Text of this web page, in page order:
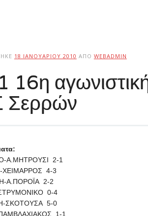
18 ΙΑΝΟΥΑΡΊΟΥ 2010 ΑΠΌ WEBADMIN
16η
Σερρών
Α.ΜΗΤΡΟΥΣΙ 2-1
4-3
Α.ΠΟΡΟΪΑ 2-2
0-4
ΣΚΟΤΟΥΣΑ 5-0
1-1